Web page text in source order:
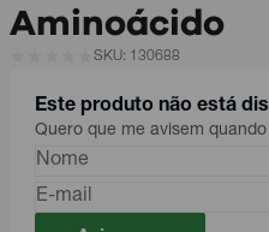
Aminoácido
SKU: 130688
Este produto não está
Quero que me avisem quando